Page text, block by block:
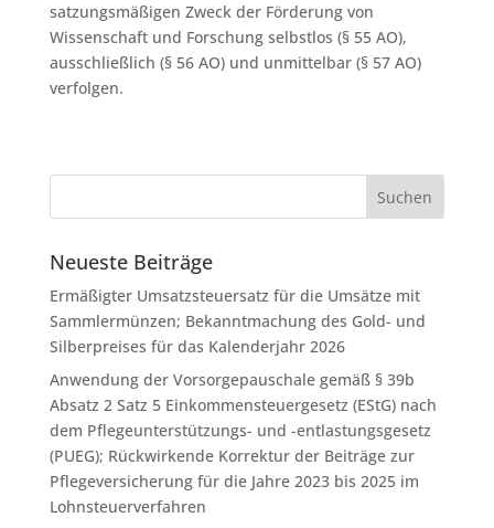
satzungsmäßigen Zweck der Förderung von
Wissenschaft und Forschung selbstlos (§ 55 AO),
ausschließlich (§ 56 AO) und unmittelbar (§ 57 AO)
verfolgen.
Neueste Beiträge
Ermäßigter Umsatzsteuersatz für die Umsätze mit
Sammlermünzen; Bekanntmachung des Gold- und
Silberpreises für das Kalenderjahr 2026
Anwendung der Vorsorgepauschale gemäß § 39b
Absatz 2 Satz 5 Einkommensteuergesetz (EStG) nach
dem Pflegeunterstützungs- und -entlastungsgesetz
(PUEG); Rückwirkende Korrektur der Beiträge zur
Pflegeversicherung für die Jahre 2023 bis 2025 im
Lohnsteuerverfahren